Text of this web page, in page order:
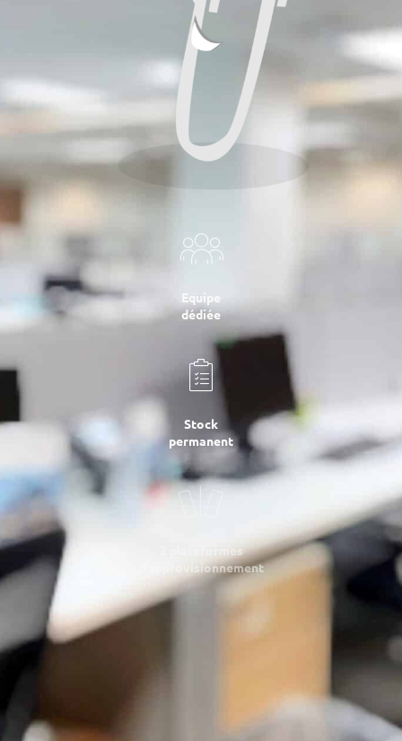
Equipe
dédiée
Stock
permanent
2 plateformes
d’approvisionnement